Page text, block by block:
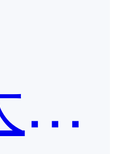
蝉大师-蝉应用